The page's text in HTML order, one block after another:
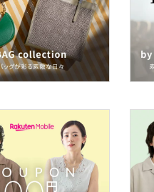
生活雑貨
・オーディ